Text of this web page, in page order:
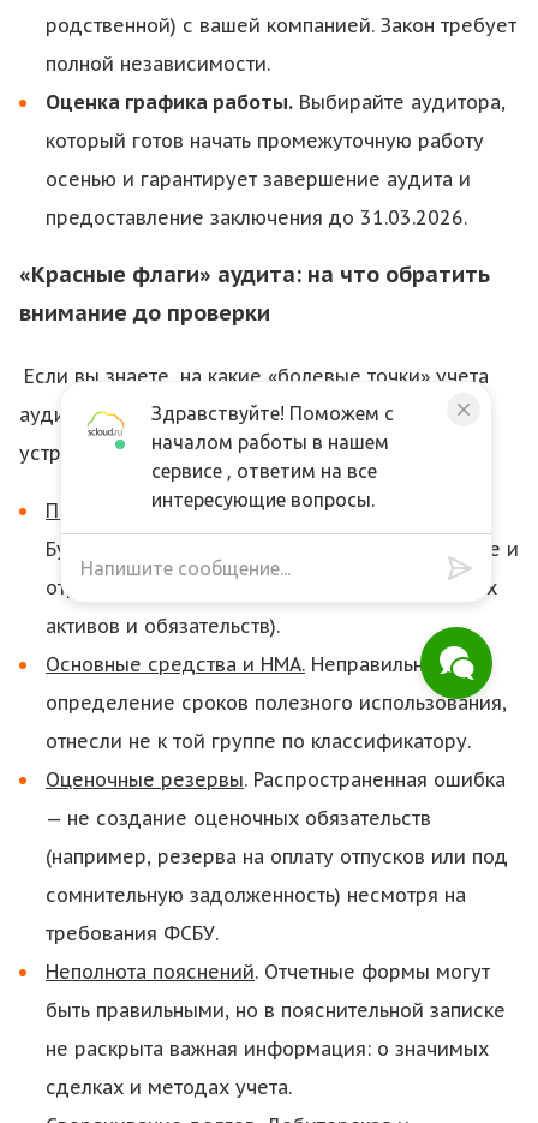
родственной) с вашей компанией. Закон требует
полной независимости.
Оценка графика работы. Выбирайте аудитора,
который готов начать промежуточную работу
осенью и гарантирует завершение аудита и
предоставление заключения до 31.03.2026.
«Красные флаги» аудита: на что обратить
внимание до проверки
Если вы знаете, на какие «болевые точки» учета
аудиторы смотрят в первую очередь, то можете
устранить их до проверки.
ПБУ 18/02.
Это типичный источник проблем.
Бухгалтеры часто допускают ошибки в расчете и
отражении ОНА и ОНО (отложенных налоговых
активов и обязательств).
Основные средства и НМА. Неправильное
определение сроков полезного использования,
отнесли не к той группе по классификатору.
Оценочные резервы. Распространенная ошибка
— не создание оценочных обязательств
(например, резерва на оплату отпусков или под
сомнительную задолженность) несмотря на
требования ФСБУ.
Неполнота пояснений. Отчетные формы могут
быть правильными, но в пояснительной записке
не раскрыта важная информация: о значимых
сделках и методах учета.
Здравствуйте! Поможем с
началом работы в нашем
сервисе , ответим на все
интересующие вопросы.